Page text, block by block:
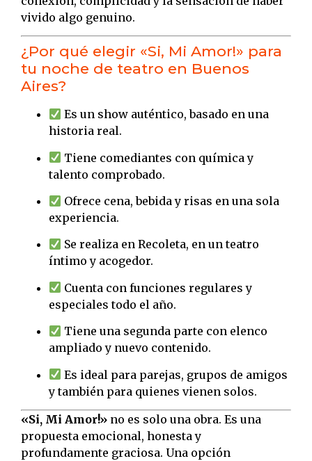
vivido algo genuino.
¿Por qué elegir «Si, Mi Amor!» para
tu noche de teatro en Buenos
Aires?
Es un show auténtico, basado en una
historia real.
Tiene comediantes con química y
talento comprobado.
Ofrece cena, bebida y risas en una sola
experiencia.
Se realiza en Recoleta, en un teatro
íntimo y acogedor.
Cuenta con funciones regulares y
especiales todo el año.
Tiene una segunda parte con elenco
ampliado y nuevo contenido.
Es ideal para parejas, grupos de amigos
y también para quienes vienen solos.
«Si, Mi Amor!» no es solo una obra. Es una
propuesta emocional, honesta y
profundamente graciosa. Una opción